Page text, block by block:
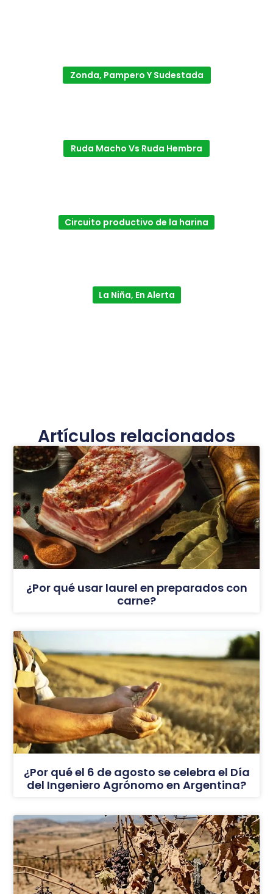
Zonda, Pampero Y Sudestada
Ruda Macho Vs Ruda Hembra
Circuito productivo de la harina
La Niña, En Alerta
Artículos relacionados
¿Por qué usar laurel en preparados con
carne?
¿Por qué el 6 de agosto se celebra el Día
del Ingeniero Agrónomo en Argentina?